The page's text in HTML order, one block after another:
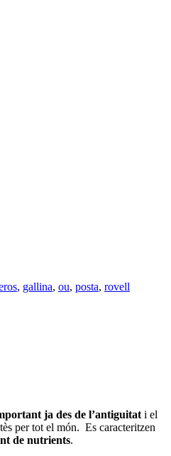
, gallina, ou, posta, rovell
ja des de l’antiguitat i el
per tot el món. Es caracteritzen
de nutrients.